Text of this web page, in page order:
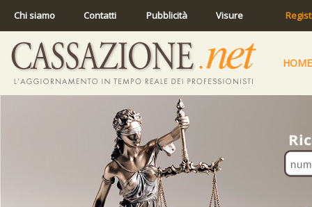
Chi siamo Contatti Pubblicità Visure
HOME